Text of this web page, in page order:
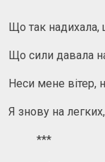
Що так надихала,
Що сили давала на
Неси мене вітер,
Я знову на
***